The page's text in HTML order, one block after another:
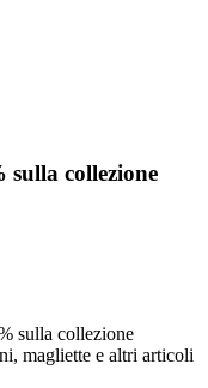
sulla collezione
sulla collezione
magliette e altri articoli